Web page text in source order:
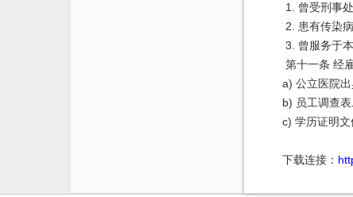
1. 曾受刑事
2. 患有传染
3. 曾服务于
第十一条 经
a) 公立医院
b) 员工调查表
c) 学历证明文
下载连接：